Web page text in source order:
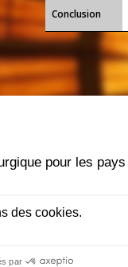
Conclusion